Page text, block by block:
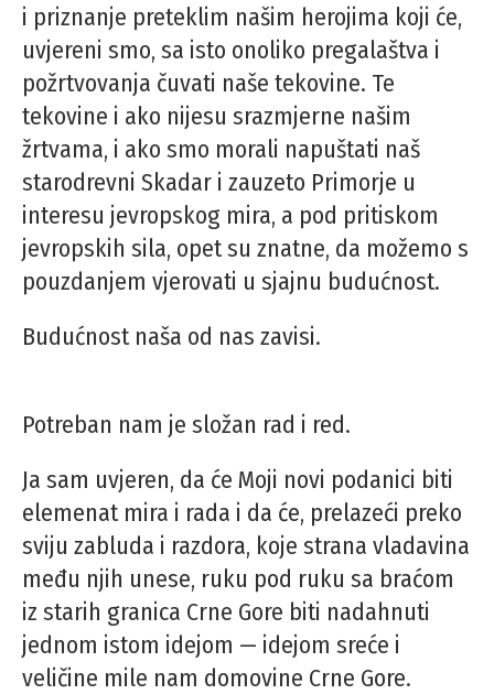
i priznanje preteklim našim herojima koji će,
uvjereni smo, sa isto onoliko pregalaštva i
požrtvovanja čuvati naše tekovine. Te
tekovine i ako nijesu srazmjerne našim
žrtvama, i ako smo morali napuštati naš
starodrevni Skadar i zauzeto Primorje u
interesu jevropskog mira, a pod pritiskom
jevropskih sila, opet su znatne, da možemo s
pouzdanjem vjerovati u sjajnu budućnost.
Budućnost naša od nas zavisi.
Potreban nam je složan rad i red.
Ja sam uvjeren, da će Moji novi podanici biti
elemenat mira i rada i da će, prelazeći preko
sviju zabluda i razdora, koje strana vladavina
među njih unese, ruku pod ruku sa braćom
iz starih granica Crne Gore biti nadahnuti
jednom istom idejom — idejom sreće i
veličine mile nam domovine Crne Gore.